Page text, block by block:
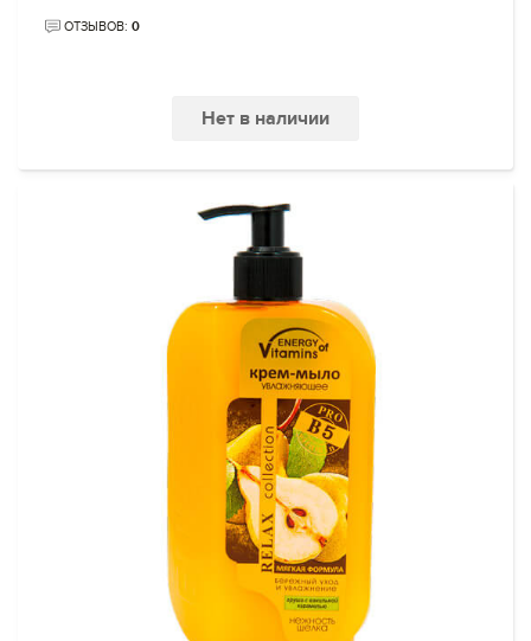
ОТЗЫВОВ: 0
Нет в наличии